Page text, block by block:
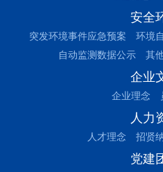
安全
突发环境事件应急预案 环境
自动监测数据公示
其
企业
企业理念
人力
人才理念 招贤
党建